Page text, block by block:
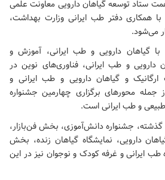
همت ستاد توسعه گیاهان دارویی معاونت علمی
همکاری دفتر طب ایرانی وزارت بهداشت،
می‌شود.
با گیاهان دارویی و طب ایرانی، آموزش و
و طب ایرانی، فناوری‌های نوین در
و گیاهان دارویی و طب ایرانی و
جمله محورهای برگزاری چهارمین جشنواره
طبیعی و طب ایرانی است.
جشنواره دانش‌آموزی، بخش فن‌بازار،
دارویی، نمایشگاه گیاهان زنده، بخش
طب ایرانی و غرفه کودک و نوجوان نیز در این